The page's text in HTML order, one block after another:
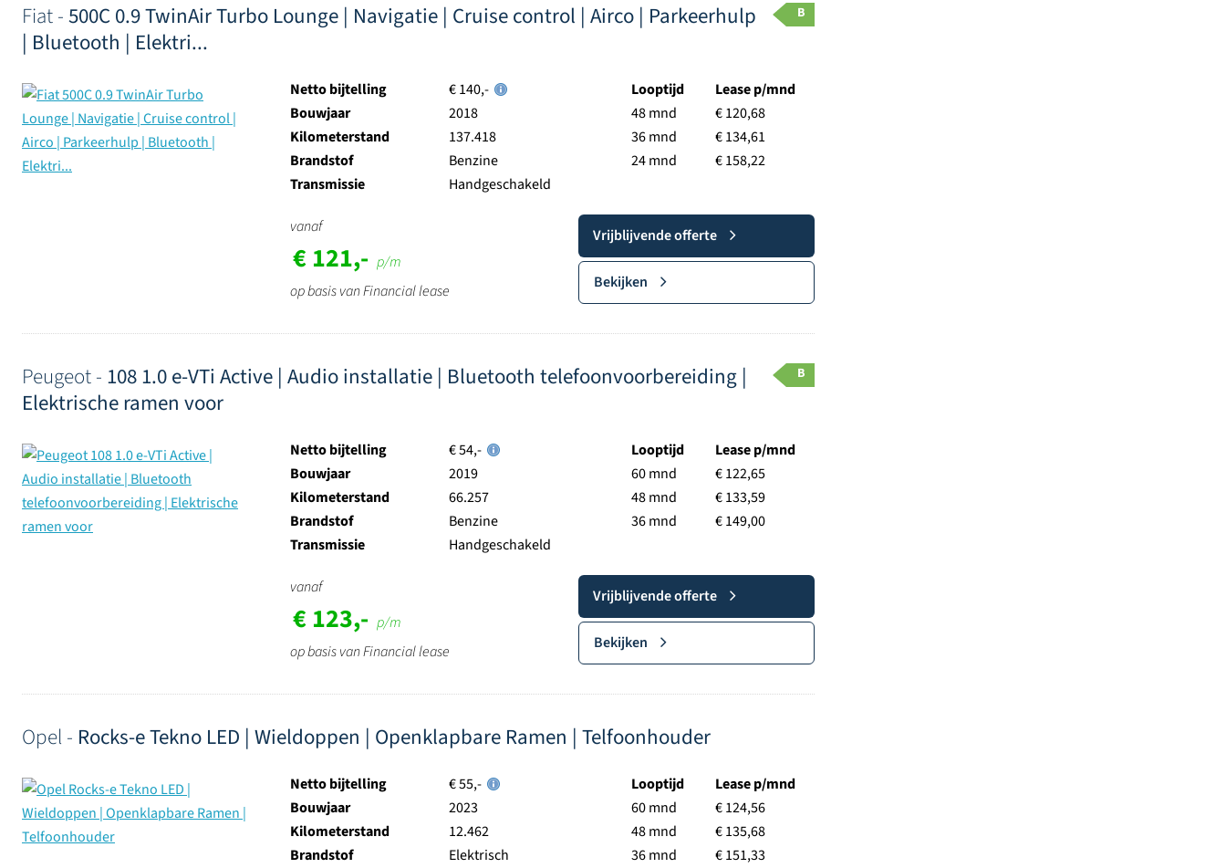
Fiat -500C 0.9 TwinAir Turbo Lounge | Navigatie | Cruise control | Airco | Parkeerhulp
| Bluetooth | Elektri...
B
Netto bijtelling
€ 140,-
Bouwjaar
2018
Kilometerstand
137.418
Brandstof
Benzine
Transmissie
Handgeschakeld
Looptijd
48 mnd
36 mnd
24 mnd
Lease p/mnd
€ 120,68
€ 134,61
€ 158,22
vanaf
€ 121,- p/m
op basis van Financial lease
Vrijblijvende offerte
Bekijken
Peugeot - 108 1.0 e-VTi Active | Audio installatie | Bluetooth telefoonvoorbereiding |
Elektrische ramen voor
B
Netto bijtelling
€ 54,-
Bouwjaar
2019
Kilometerstand
66.257
Brandstof
Benzine
Transmissie
Handgeschakeld
Looptijd
60 mnd
48 mnd
36 mnd
Lease p/mnd
€ 122,65
€ 133,59
€ 149,00
vanaf
€ 123,- p/m
op basis van Financial lease
Vrijblijvende offerte
Bekijken
Opel - Rocks-e Tekno LED | Wieldoppen | Openklapbare Ramen | Telfoonhouder
Netto bijtelling
€ 55,-
Bouwjaar
2023
Kilometerstand
12.462
Brandstof
Elektrisch
Looptijd
60 mnd
48 mnd
36 mnd
Lease p/mnd
€ 124,56
€ 135,68
€ 151,33